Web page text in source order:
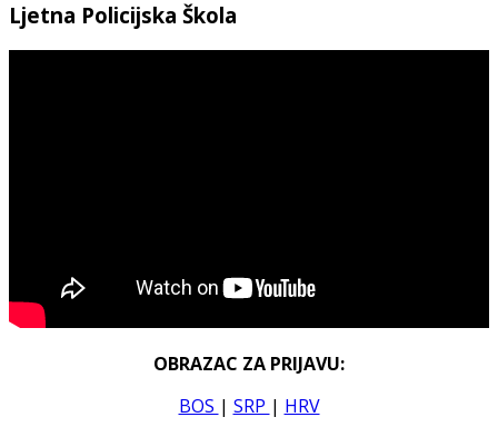
Ljetna Policijska Škola
OBRAZAC ZA PRIJAVU:
BOS | SRP | HRV